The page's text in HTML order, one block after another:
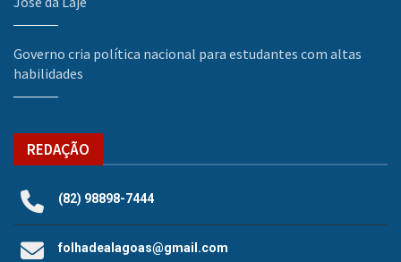
Governo cria política nacional para estudantes com altas
habilidades
REDAÇÃO
(82) 98898-7444
folhadealagoas@gmail.com